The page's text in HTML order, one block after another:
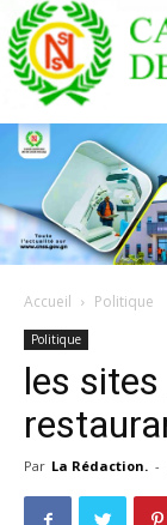
Accueil Politique
Politique
les
Par La Rédaction. -